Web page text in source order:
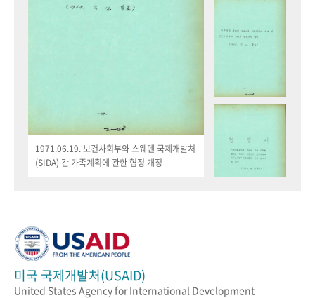
1971.06.19. 보건사회부와 스웨덴 국제개발처
(SIDA) 간 가족계획에 관한 협정 개정
미국 국제개발처(USAID)
United States Agency for International Development